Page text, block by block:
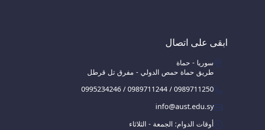
ابقى على اتصال
سوريا - حماة
طريق حماة حمص الدولي - مفرق تل قرطل
0995234246 / 0989711244 / 0989711250
info@aust.edu.sy
أوقات الدوام: الجمعة - الثلاثاء